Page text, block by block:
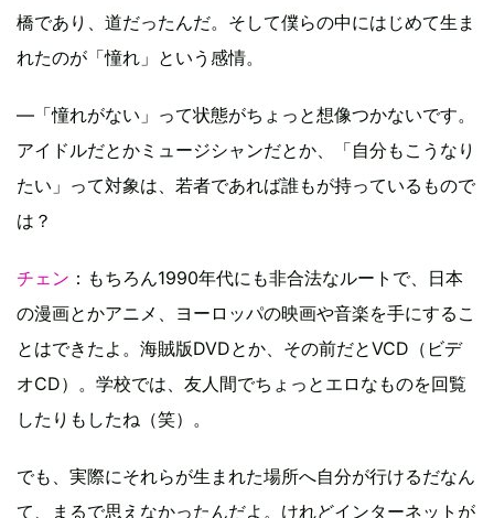
橋であり、道だったんだ。そして僕らの中にはじめて生ま
れたのが「憧れ」という感情。
—「憧れがない」って状態がちょっと想像つかないです。
アイドルだとかミュージシャンだとか、「自分もこうなり
たい」って対象は、若者であれば誰もが持っているもので
は？
チェン ：もちろん1990年代にも非合法なルートで、日本
の漫画とかアニメ、ヨーロッパの映画や音楽を手にするこ
とはできたよ。海賊版DVDとか、その前だとVCD（ビデ
オCD）。学校では、友人間でちょっとエロなものを回覧
したりもしたね（笑）。
でも、実際にそれらが生まれた場所へ自分が行けるだなん
て、まるで思えなかったんだよ。けれどインターネットが